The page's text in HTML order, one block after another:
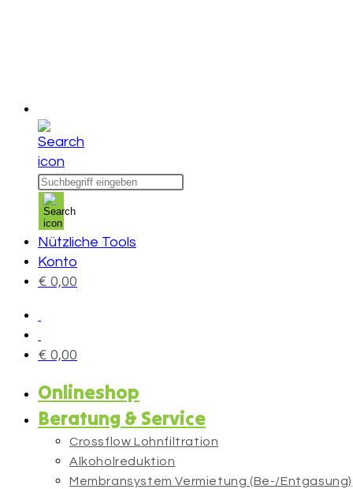
Products
search
Nützliche Tools
Konto
€ 0,00
€ 0,00
Onlineshop
Beratung & Service
Crossflow Lohnfiltration
Alkoholreduktion
Membransystem Vermietung (Be-/Entgasung)